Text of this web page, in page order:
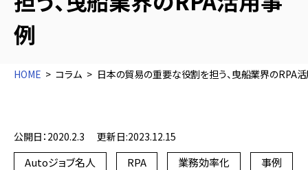
例
HOME コラム 日本の貿易の重要な役割を担う、曳船業界のRPA
公開日：2020.2.3 更新日:2023.12.15
Autoジョブ名人 RPA 業務効率化 事例